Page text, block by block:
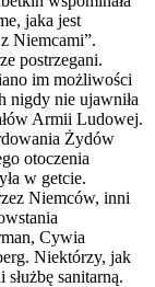
jaka jest
Niemcami”.
postrzegani.
im możliwości
nigdy nie ujawniła
Armii Ludowej.
Żydów
otoczenia
w getcie.
Niemców, inni
Cywia
Niektórzy, jak
sanitarną.